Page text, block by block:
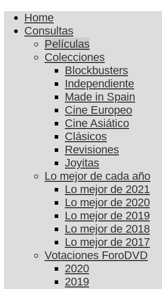
Home
Consultas
Películas
Colecciones
Blockbusters
Independiente
Made in Spain
Cine Europeo
Cine Asiático
Clásicos
Revisiones
Joyitas
Lo mejor de cada año
Lo mejor de 2021
Lo mejor de 2020
Lo mejor de 2019
Lo mejor de 2018
Lo mejor de 2017
Votaciones ForoDVD
2020
2019